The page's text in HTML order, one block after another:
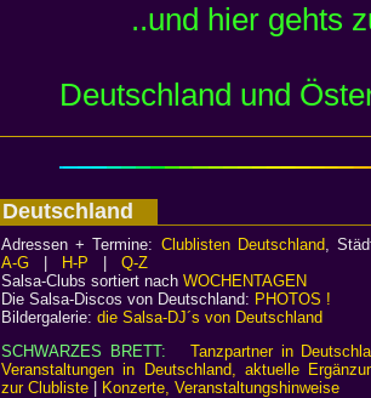
..und hier gehts
Deutschland und
Deutschland
Adressen + Termine: Clublisten Deutschland,
A-G
H-P
Q-Z
Salsa-Clubs sortiert nach WOCHENTAGEN
Die Salsa-Discos von Deutschland: PHOTOS !
Bildergalerie: die Salsa-DJ´s von Deutschland
SCHWARZES BRETT:
Tanzpartner in
Veranstaltungen in Deutschland, aktuelle
zur Clubliste
Konzerte, Veranstaltungshinweise